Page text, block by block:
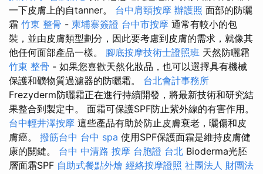
一下皮膚上的自tanner。 台中肩頸按摩 辦護照 面部的防曬
霜 竹東 整骨 - 柬埔寨簽證 台中市按摩 通常有較小的包
裝，並由皮膚類型劃分，因此要考慮到皮膚的需求，就像其
他任何面部產品一樣。 腳底按摩技術士證照班 天然防曬霜
竹東 整骨 - 如果您喜歡天然化妝品，也可以選擇具有機械
保護和礦物質過濾器的防曬霜。 台北會計事務所
Frezyderm防曬霜正在進行持續開發，將最新技術和研究結
果整合到製定中。 面霜可保護SPF防止紫外線的有害作用。
台中輕井澤按摩 這些產品有助於防止皮膚衰老，曬傷和皮
膚癌。 撥筋台中 台中 spa 使用SPF保護面霜是維持皮膚健
康的關鍵。 台中 中清路 按摩 台胞證 台北 Bioderma光胚
層面霜SPF 自助式餐點外燴 經絡按摩證照 社團法人 財團法